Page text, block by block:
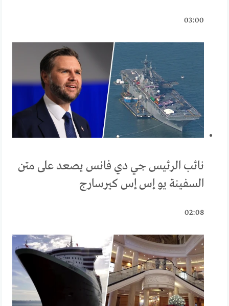
03:00
نائب الرئيس جي دي فانس يصعد على متن
السفينة يو إس إس كيرسارج
02:08